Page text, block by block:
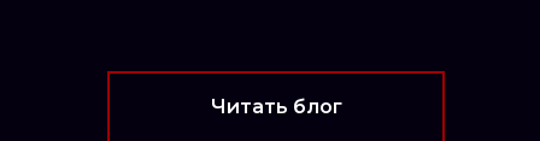
Читать блог